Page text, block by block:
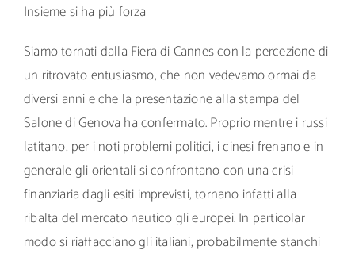
Insieme si ha più forza
Siamo tornati dalla Fiera di Cannes con la percezione di
un ritrovato entusiasmo, che non vedevamo ormai da
diversi anni e che la presentazione alla stampa del
Salone di Genova ha confermato. Proprio mentre i russi
latitano, per i noti problemi politici, i cinesi frenano e in
generale gli orientali si confrontano con una crisi
finanziaria dagli esiti imprevisti, tornano infatti alla
ribalta del mercato nautico gli europei. In particolar
modo si riaffacciano gli italiani, probabilmente stanchi